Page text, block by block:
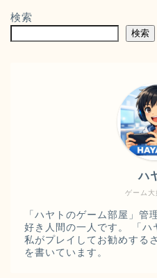
検索
検索
ゲーム大
ハ
「ハヤトのゲーム部屋」管
好き人間の一人です。 「ハ
私がプレイしてお勧めする
を書いています。